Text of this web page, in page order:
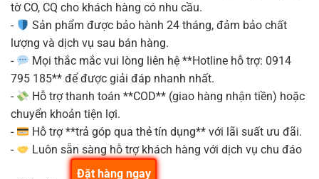
tờ CO, CQ cho khách hàng có nhu cầu.
-
Sản phẩm được bảo hành 24 tháng, đảm bảo chất
lượng và dịch vụ sau bán hàng.
-
Mọi thắc mắc vui lòng liên hệ **Hotline hỗ trợ: 0914
795 185** để được giải đáp nhanh nhất.
-
Hỗ trợ thanh toán **COD** (giao hàng nhận tiền) hoặc
chuyển khoản tiện lợi.
-
Hỗ trợ **trả góp qua thẻ tín dụng** với lãi suất ưu đãi.
-
Luôn sẵn sàng hỗ trợ khách hàng với dịch vụ chu đáo
Đặt hàng ngay